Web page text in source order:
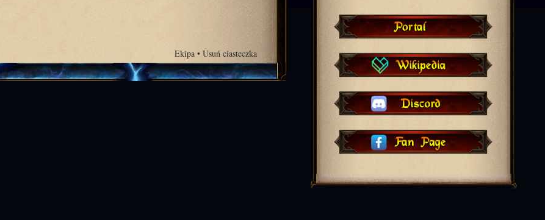
Ekipa • Usuń ciasteczka